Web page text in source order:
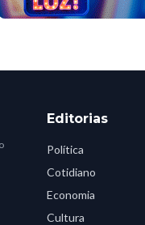
Editorias
Política
Cotidiano
Economia
Cultura